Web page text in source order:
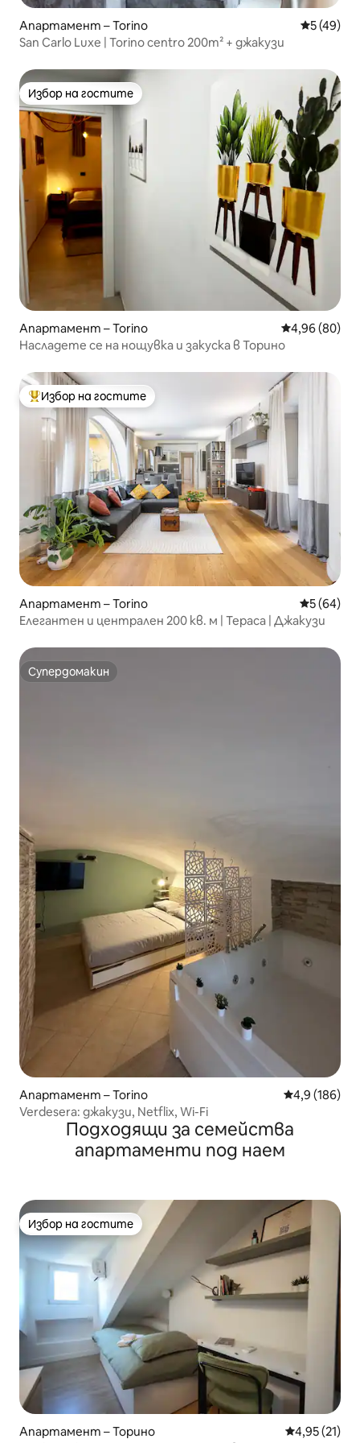
Апартамент – Torino Средна
5 (49)
San Carlo Luxe | Torino centro 200m² + джакузи
Избор на гостите
Избор на гостите
Апартамент – Torino Средна
4,96 (80)
Насладете се на нощувка и закуска в Торино
Най-популярен избор на гостите
Избор на гостите
Апартамент – Torino Средна
5 (64)
Елегантен и централен 200 кв. м | Тераса | Джакузи
Супердомакин
Супердомакин
Апартамент – Torino Средна
4,9 (186)
Verdesera: джакузи, Netflix, Wi-Fi
Подходящи за семейства
апартаменти под наем
Избор на гостите
Избор на гостите
Апартамент – Торино Средна
4,95 (21)